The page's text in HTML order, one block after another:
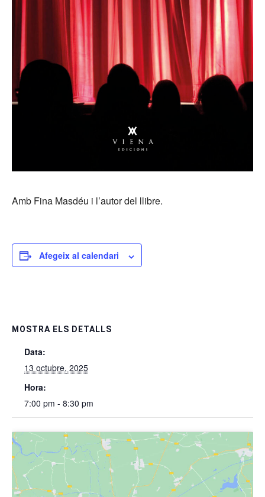
Amb Fina Masdéu i l’autor del llibre.
Afegeix al calendari
MOSTRA ELS DETALLS
Data:
13 octubre, 2025
Hora:
7:00 pm - 8:30 pm